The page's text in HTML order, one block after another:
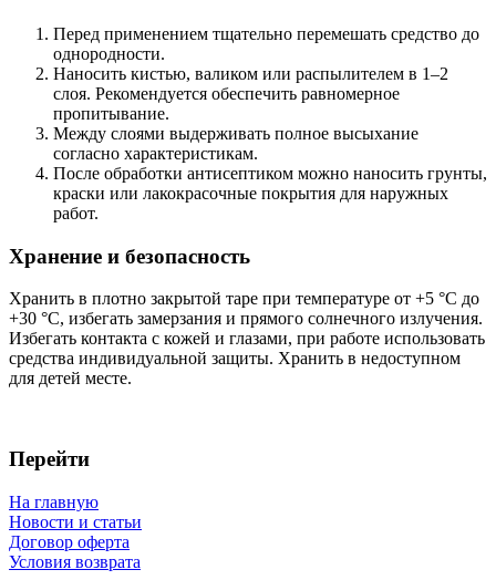
Перед применением тщательно перемешать средство до
однородности.
Наносить кистью, валиком или распылителем в 1–2
слоя. Рекомендуется обеспечить равномерное
пропитывание.
Между слоями выдерживать полное высыхание
согласно характеристикам.
После обработки антисептиком можно наносить грунты,
краски или лакокрасочные покрытия для наружных
работ.
Хранение и безопасность
Хранить в плотно закрытой таре при температуре от +5 °C до
+30 °C, избегать замерзания и прямого солнечного излучения.
Избегать контакта с кожей и глазами, при работе использовать
средства индивидуальной защиты. Хранить в недоступном
для детей месте.
Перейти
На главную
Новости и статьи
Договор оферта
Условия возврата